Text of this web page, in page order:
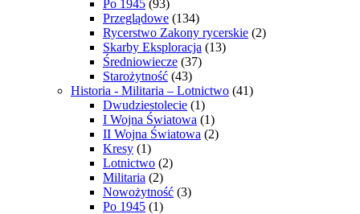
Po 1945 (93)
Przeglądowe (134)
Rycerstwo Zakony rycerskie (2)
Skarby Eksploracja (13)
Średniowiecze (37)
Starożytność (43)
Historia - Militaria – Lotnictwo (41)
Dwudziestolecie (1)
I Wojna Światowa (1)
II Wojna Światowa (2)
Kresy (1)
Lotnictwo (2)
Militaria (2)
Nowożytność (3)
Po 1945 (1)